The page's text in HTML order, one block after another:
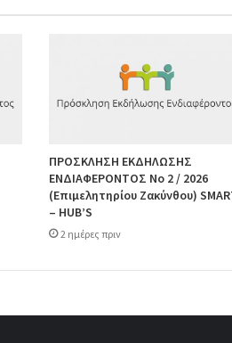
ΠΡΟΣΚΛΗΣΗ ΕΚΔΗΛΩΣΗΣ
ΕΝΔΙΑΦΕΡΟΝΤΟΣ Νο 2 / 2026
(Επιμελητηρίου Ζακύνθου)
– HUB’S
2 ημέρες πριν